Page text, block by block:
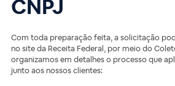
CNPJ
Com toda preparação feita, a solicitação
no site da Receita Federal, por meio do
organizamos em detalhes o processo que
junto aos nossos clientes: